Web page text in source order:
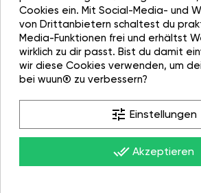
Cookies ein. Mit Social-Media- und
von Drittanbietern schaltest du
Media-Funktionen frei und erhältst
wirklich zu dir passt. Bist du damit
wir diese Cookies verwenden, um
bei wuun® zu verbessern?
tune Einstellungen
done_all Akzeptieren